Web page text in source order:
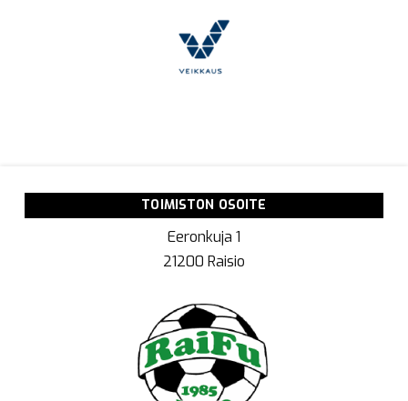
TOIMISTON OSOITE
Eeronkuja 1
21200 Raisio